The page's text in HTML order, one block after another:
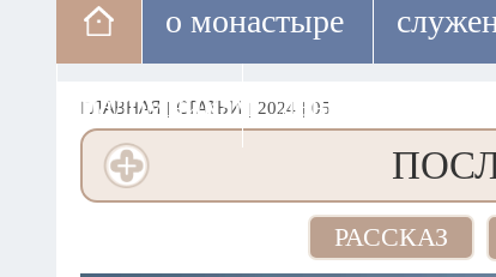
о монастыре
паломникам лавка
ГЛАВНАЯ | СТАТЬИ | 2024 | 05
РАССКАЗ